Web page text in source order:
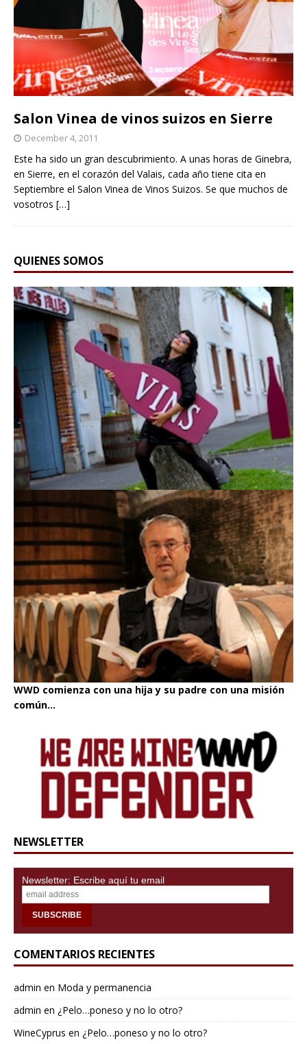
Salon Vinea de vinos suizos en Sierre
December 4, 2011
Este ha sido un gran descubrimiento. A unas horas de Ginebra,
en Sierre, en el corazón del Valais, cada año tiene cita en
Septiembre el Salon Vinea de Vinos Suizos. Se que muchos de
vosotros […]
QUIENES SOMOS
WWD comienza con una hija y su padre con una misión
común...
NEWSLETTER
Newsletter: Escribe aquí tu email
COMENTARIOS RECIENTES
admin en Moda y permanencia
admin en ¿Pelo…poneso y no lo otro?
WineCyprus en ¿Pelo…poneso y no lo otro?